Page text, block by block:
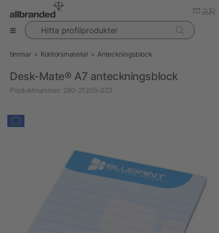
Hitta profilprodukter
timmar Kontorsmaterial Anteckningsblock
Desk-Mate® A7 anteckningsblock
Produktnummer: 280-21205-023